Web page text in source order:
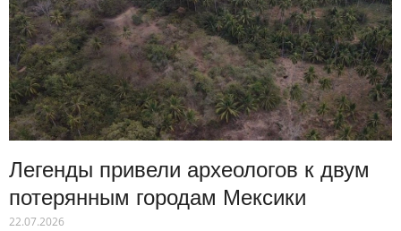
Легенды привели археологов к двум
потерянным городам Мексики
22.07.2026